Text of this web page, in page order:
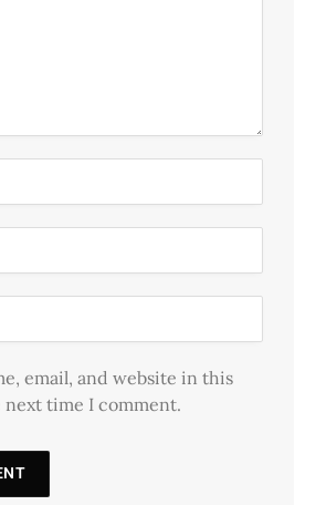
email, and website in this
time I comment.